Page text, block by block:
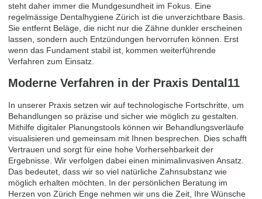
steht daher immer die Mundgesundheit im Fokus. Eine
regelmässige Dentalhygiene Zürich ist die unverzichtbare Basis.
Sie entfernt Beläge, die nicht nur die Zähne dunkler erscheinen
lassen, sondern auch Entzündungen hervorrufen können. Erst
wenn das Fundament stabil ist, kommen weiterführende
Verfahren zum Einsatz.
Moderne Verfahren in der Praxis Dental11
In unserer Praxis setzen wir auf technologische Fortschritte, um
Behandlungen so präzise und sicher wie möglich zu gestalten.
Mithilfe digitaler Planungstools können wir Behandlungsverläufe
visualisieren und gemeinsam mit Ihnen besprechen. Dies schafft
Vertrauen und sorgt für eine hohe Vorhersehbarkeit der
Ergebnisse. Wir verfolgen dabei einen minimalinvasiven Ansatz.
Das bedeutet, dass wir so viel natürliche Zahnsubstanz wie
möglich erhalten möchten. In der persönlichen Beratung im
Herzen von Zürich Enge nehmen wir uns die Zeit, Ihre Wünsche